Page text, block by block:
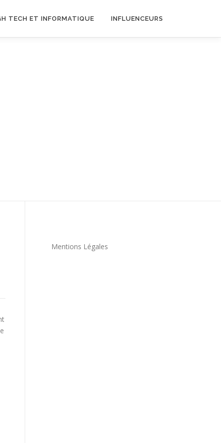
TECH ET INFORMATIQUE INFLUENCEURS
Mentions Légales